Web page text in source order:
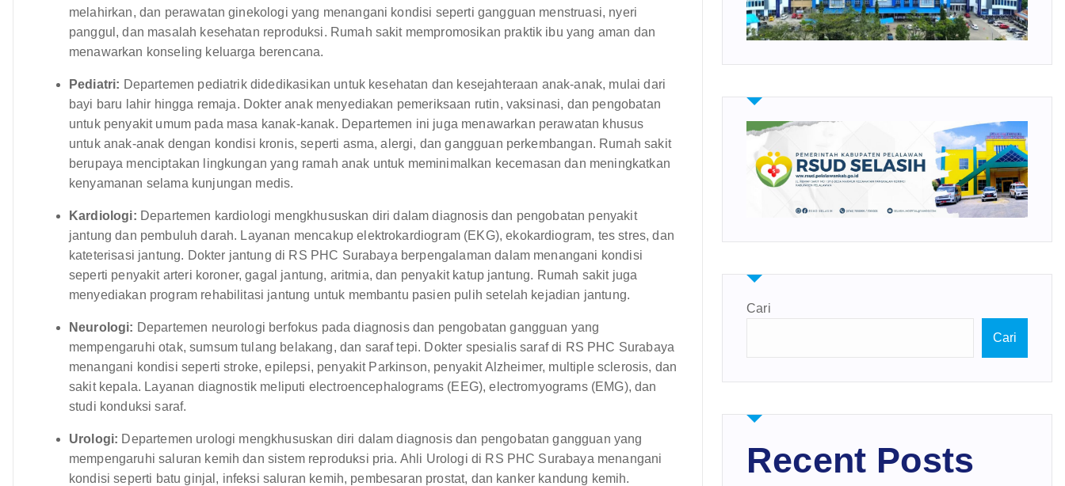
melahirkan, dan perawatan ginekologi yang menangani kondisi seperti gangguan menstruasi, nyeri
panggul, dan masalah kesehatan reproduksi. Rumah sakit mempromosikan praktik ibu yang aman dan
menawarkan konseling keluarga berencana.
Pediatri: Departemen pediatrik didedikasikan untuk kesehatan dan kesejahteraan anak-anak, mulai dari
bayi baru lahir hingga remaja. Dokter anak menyediakan pemeriksaan rutin, vaksinasi, dan pengobatan
untuk penyakit umum pada masa kanak-kanak. Departemen ini juga menawarkan perawatan khusus
untuk anak-anak dengan kondisi kronis, seperti asma, alergi, dan gangguan perkembangan. Rumah sakit
berupaya menciptakan lingkungan yang ramah anak untuk meminimalkan kecemasan dan meningkatkan
kenyamanan selama kunjungan medis.
Kardiologi: Departemen kardiologi mengkhususkan diri dalam diagnosis dan pengobatan penyakit
jantung dan pembuluh darah. Layanan mencakup elektrokardiogram (EKG), ekokardiogram, tes stres, dan
kateterisasi jantung. Dokter jantung di RS PHC Surabaya berpengalaman dalam menangani kondisi
seperti penyakit arteri koroner, gagal jantung, aritmia, dan penyakit katup jantung. Rumah sakit juga
menyediakan program rehabilitasi jantung untuk membantu pasien pulih setelah kejadian jantung.
Neurologi: Departemen neurologi berfokus pada diagnosis dan pengobatan gangguan yang
mempengaruhi otak, sumsum tulang belakang, dan saraf tepi. Dokter spesialis saraf di RS PHC Surabaya
menangani kondisi seperti stroke, epilepsi, penyakit Parkinson, penyakit Alzheimer, multiple sclerosis, dan
sakit kepala. Layanan diagnostik meliputi electroencephalograms (EEG), electromyograms (EMG), dan
studi konduksi saraf.
Urologi: Departemen urologi mengkhususkan diri dalam diagnosis dan pengobatan gangguan yang
mempengaruhi saluran kemih dan sistem reproduksi pria. Ahli Urologi di RS PHC Surabaya menangani
kondisi seperti batu ginjal, infeksi saluran kemih, pembesaran prostat, dan kanker kandung kemih.
Cari
Cari
Recent Posts